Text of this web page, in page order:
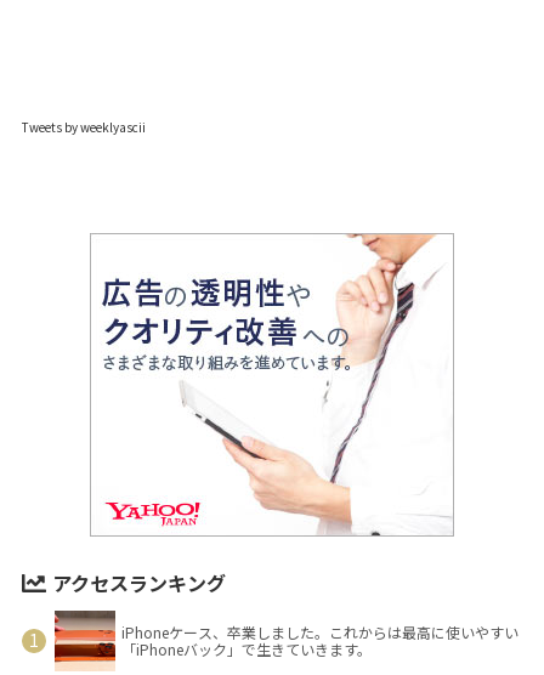
Tweets by weeklyascii
アクセスランキング
iPhoneケース、卒業しました。これからは最高に使いやすい
「iPhoneバック」で生きていきます。